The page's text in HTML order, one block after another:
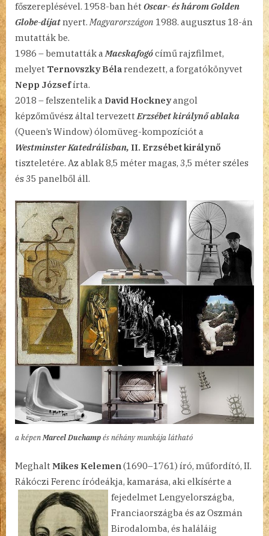
főszereplésével. 1958-ban hét Oscar- és három Golden
Globe-díjatnyert.Magyarországon 1988. augusztus 18-án
mutatták be.
1986 – bemutatták aMacskafogócímű rajzfilmet,
melyet Ternovszky Bélarendezett, a forgatókönyvet
Nepp Józsefírta.
2018 – felszentelik a David Hockneyangol
képzőművész által tervezettErzsébet királynő ablaka
(Queen’s Window) ólomüveg-kompozíciót a
Westminster Katedrálisban, II. Erzsébet királynő
tiszteletére. Az ablak 8,5 méter magas, 3,5 méter széles
és 35 panelből áll.
a képenMarcel Duchampés néhány munkája látható
Meghalt Mikes Kelemen(1690–1761) író, műfordító, II.
Rákóczi Ferenc íródeákja, kamarása, aki elkísérte a
fejedelmet Lengyelországba,
Franciaországba és az Oszmán
Birodalomba, és haláláig